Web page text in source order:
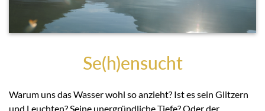
Se(h)ensucht
Warum uns das Wasser wohl so anzieht? Ist es sein Glitzern
und Leuchten? Seine unergründliche Tiefe? Oder der